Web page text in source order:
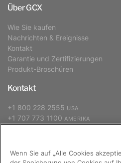
Über GCX
Wie Sie kaufen
Nachrichten & Ereignisse
Kontakt
Garantie und Zertifizierungen
Produkt-Broschüren
Kontakt
+1 800 228 2555 USA
+1 707 773 1100 AMERIKA
Wenn Sie auf „Alle Cookies